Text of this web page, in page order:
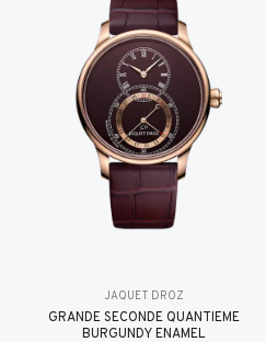
JAQUET DROZ
GRANDE SECONDE QUANTIÈME
BURGUNDY ENAMEL